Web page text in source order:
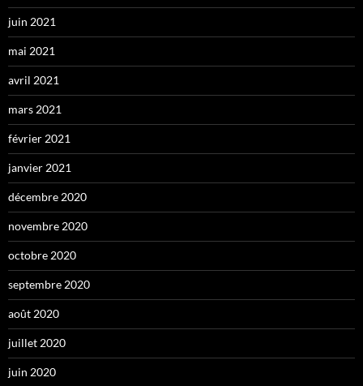
juin 2021
mai 2021
avril 2021
mars 2021
février 2021
janvier 2021
décembre 2020
novembre 2020
octobre 2020
septembre 2020
août 2020
juillet 2020
juin 2020